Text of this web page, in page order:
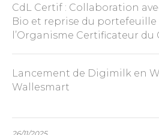
CdL Certif : Collaboration
Bio et reprise du portefeuille
l’Organisme Certificateur du
Lancement de Digimilk en
Wallesmart